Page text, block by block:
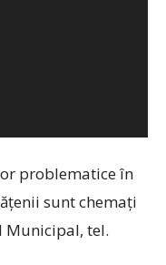
problematice în
sunt chemați
Municipal, tel.